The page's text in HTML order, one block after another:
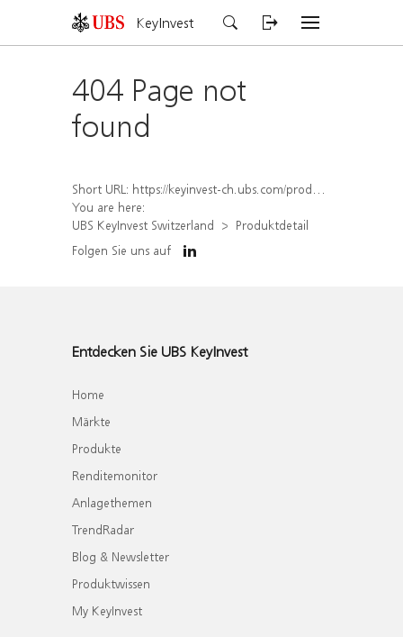
KeyInvest
404 Page not
found
Short URL: https://keyinvest-ch.ubs.com/produkt/detail/index/isin/CH1567391847
You are here:
UBS KeyInvest Switzerland
Produktdetail
Folgen Sie uns auf
Entdecken Sie UBS KeyInvest
Home
Märkte
Produkte
Renditemonitor
Anlagethemen
TrendRadar
Blog & Newsletter
Produktwissen
My KeyInvest